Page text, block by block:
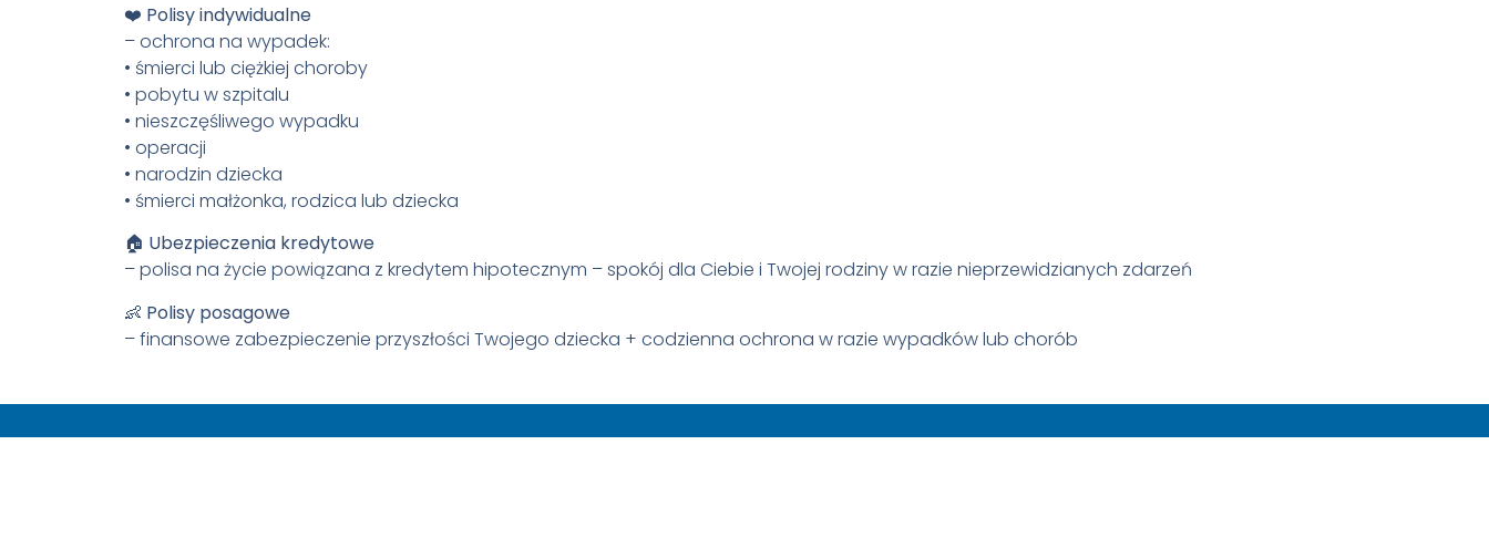
❤️ Polisy indywidualne
– ochrona na wypadek:
• śmierci lub ciężkiej choroby
• pobytu w szpitalu
• nieszczęśliwego wypadku
• operacji
• narodzin dziecka
• śmierci małżonka, rodzica lub dziecka
🏠 Ubezpieczenia kredytowe
– polisa na życie powiązana z kredytem hipotecznym – spokój dla Ciebie i Twojej rodziny w razie nieprzewidzianych zdarzeń
👶 Polisy posagowe
– finansowe zabezpieczenie przyszłości Twojego dziecka + codzienna ochrona w razie wypadków lub chorób